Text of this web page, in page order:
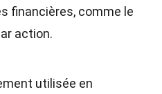
financières, comme le
action.
utilisée en